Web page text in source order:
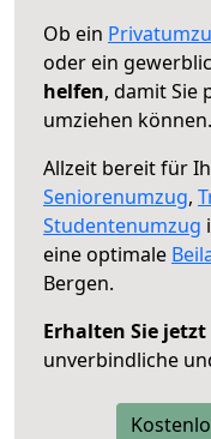
Ob ein
oder ein
helfen, damit Sie
umziehen können.
Allzeit bereit für
Seniorenumzug,
Studentenumzug
eine optimale
Bergen.
Erhalten Sie jetzt
unverbindliche